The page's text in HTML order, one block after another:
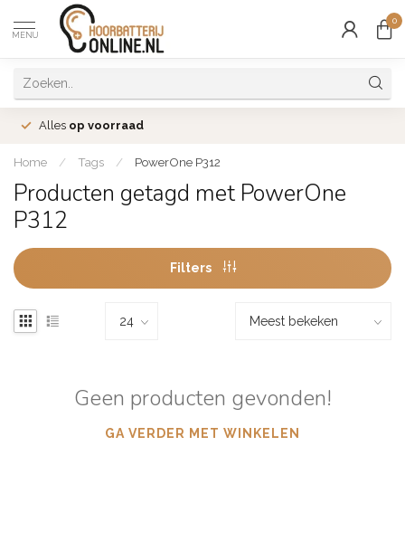
MENU
0
Alles op voorraad
Home / Tags / PowerOne P312
Producten getagd met PowerOne
P312
Filters
Geen producten gevonden!
GA VERDER MET WINKELEN